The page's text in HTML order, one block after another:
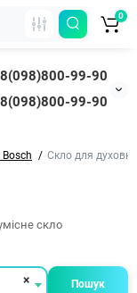
99-90
99-90
0
Скло для
скло
× Пошук